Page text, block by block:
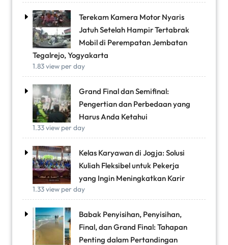
Terekam Kamera Motor Nyaris
Jatuh Setelah Hampir Tertabrak
Mobil di Perempatan Jembatan
Tegalrejo, Yogyakarta
1.83 view per day
Grand Final dan Semifinal:
Pengertian dan Perbedaan yang
Harus Anda Ketahui
1.33 view per day
Kelas Karyawan di Jogja: Solusi
Kuliah Fleksibel untuk Pekerja
yang Ingin Meningkatkan Karir
1.33 view per day
Babak Penyisihan, Penyisihan,
Final, dan Grand Final: Tahapan
Penting dalam Pertandingan